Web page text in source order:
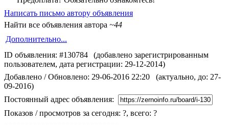
Написать письмо автору объявления
Найти все объявления автора ~44
Дополнительно...
ID объявления: #130784
(добавлено зарегистрированным
пользователем, дата регистрации: 29-12-2014)
Добавлено / Обновлено: 29-06-2016 22:20
(актуально, до: 27-
09-2016)
Постоянный адрес объявления:
Показов / просмотров за сегодня: ?, всего: ?